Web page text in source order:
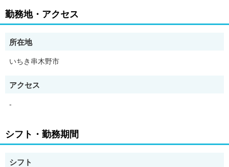
勤務地・アクセス
所在地
いちき串木野市
アクセス
-
シフト・勤務期間
シフト